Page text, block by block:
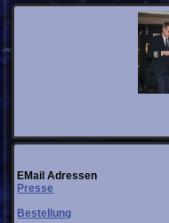
EMail Adressen
Presse
Bestellung